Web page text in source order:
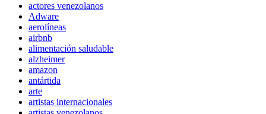
actores venezolanos
Adware
aerolíneas
airbnb
alimentación saludable
alzheimer
amazon
antártida
arte
artistas internacionales